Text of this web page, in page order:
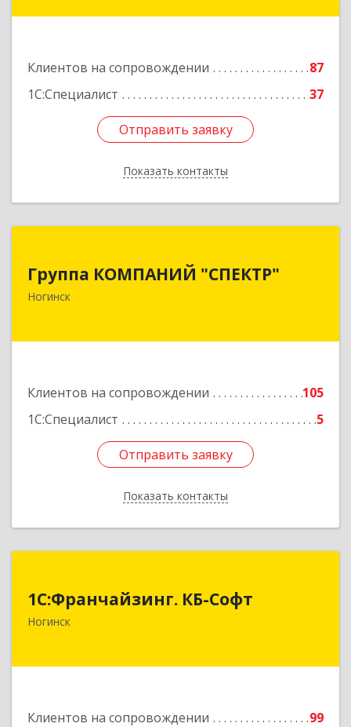
Клиентов на сопровождении
87
1С:Специалист
37
Отправить заявку
Показать контакты
Подробнее
Отправить заявку
Назад
Группа КОМПАНИЙ "СПЕКТР"
Ногинск
Клиентов на сопровождении
105
1С:Специалист
5
Отправить заявку
Показать контакты
Ногинск г, Рогожская ул, дом № 89, оф.210
Подробнее
Отправить заявку
Назад
1С:Франчайзинг. КБ-Софт
Ногинск
Клиентов на сопровождении 99
142400, Московская обл, г.о Богородский,
Ногинск г, Индустриальная ул, Здание № 41В,